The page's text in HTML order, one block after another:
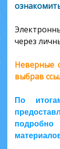
через
Неверные
выбрав
По
подробно